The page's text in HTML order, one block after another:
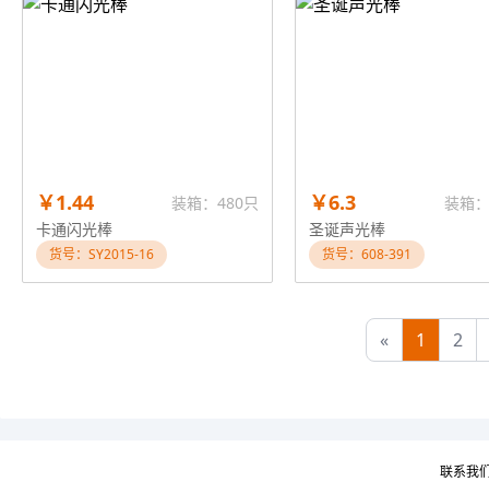
￥1.44
装箱：480只
卡通闪光棒
货号：SY2015-16
￥6.3
装箱
圣诞声光棒
货号：608-391
« 1 2
联系我